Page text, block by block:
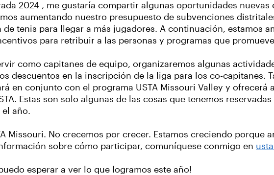
2024 , me gustaría compartir algunas oportunidades nuevas
aumentando nuestro presupuesto de subvenciones
tenis para llegar a más jugadores. A continuación, estamos
para retribuir a las personas y programas que
como capitanes de equipo, organizaremos algunas
descuentos en la inscripción de la liga para los co-capitanes.
en conjunto con el programa USTA Missouri Valley y ofrecerá
Estas son solo algunas de las cosas que tenemos
año.
Missouri. No crecemos por crecer. Estamos creciendo porque
sobre cómo participar, comuníquese conmigo en
esperar a ver lo que logramos este año!